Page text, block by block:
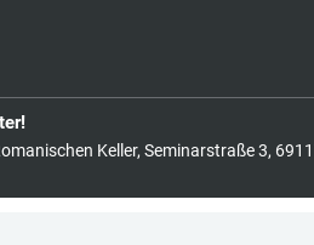
Keller, Seminarstraße 3,